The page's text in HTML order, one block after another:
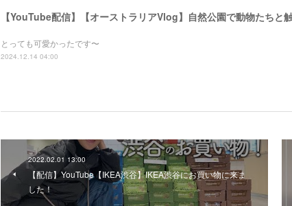
【YouTube配信】【オーストラリアVlog】自然公園で動物たちと
とっても可愛かったです〜
2024.12.14 04:00
2022.02.01 13:00
【配信】YouTube【IKEA渋谷】IKEA渋谷にお買い物に来ま
した！